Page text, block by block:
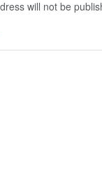
will not be